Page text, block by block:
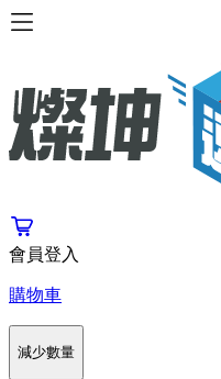
會員登入
購物車
減少數量